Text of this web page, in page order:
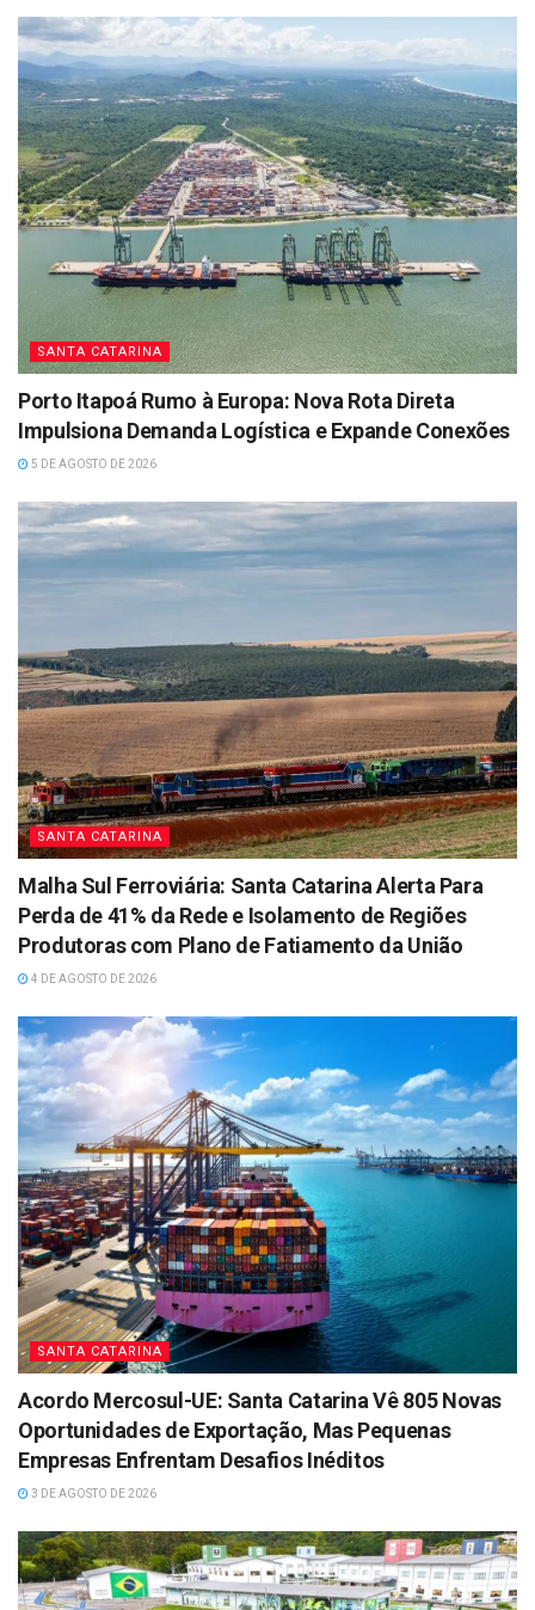
SANTA CATARINA
Porto Itapoá Rumo à Europa: Nova Rota Direta
Impulsiona Demanda Logística e Expande Conexões
5 DE AGOSTO DE 2026
SANTA CATARINA
Malha Sul Ferroviária: Santa Catarina Alerta Para
Perda de 41% da Rede e Isolamento de Regiões
Produtoras com Plano de Fatiamento da União
4 DE AGOSTO DE 2026
SANTA CATARINA
Acordo Mercosul-UE: Santa Catarina Vê 805 Novas
Oportunidades de Exportação, Mas Pequenas
Empresas Enfrentam Desafios Inéditos
3 DE AGOSTO DE 2026